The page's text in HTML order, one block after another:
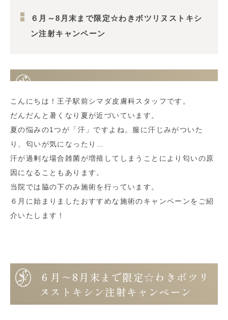
６月～8月末まで限定☆わきボツリヌストキシ
ン注射キャンペーン
こんにちは！王子駅前シマダ皮膚科スタッフです。
だんだんと暑くなり夏が近づいています。
夏の悩みの1つが「汗」ですよね。服に汗じみがついた
り、匂いが気になったり…
汗が過剰な場合雑菌が増殖してしまうことにより匂いの原
因になることもあります。
当院では脇の下のみ施術を行っています。
６月に始まりましたおすすめな施術のキャンペーンをご紹
介いたします！
６月～8月末まで限定☆わきボツリ
ヌストキシン注射キャンペーン